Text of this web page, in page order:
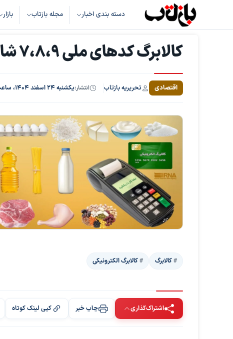
دسته بندی اخبار مجله بازتاب بازار
کالابرگ کدهای ملی ۷،۸،۹ شارژ شد
اقتصادی تحریریه بازتاب انتشار:یکشنبه ۲۴ اسفند ۱۴۰۴، ساعت ۱۴:۵۲
کالابرگ کالابرگ الکترونیکی
اشتراک‌گذاری چاپ خبر کپی لینک کوتاه